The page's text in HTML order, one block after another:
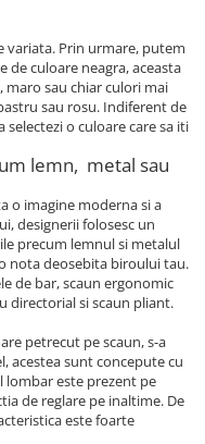
variata. Prin urmare, putem
de culoare neagra, aceasta
maro sau chiar culori mai
sau rosu. Indiferent de
o culoare care sa iti
lemn, metal sau
o imagine moderna si a
designerii folosesc un
precum lemnul si metalul
nota deosebita biroului tau.
de bar, scaun ergonomic
directorial si scaun pliant.
petrecut pe scaun, s-a
acestea sunt concepute cu
este prezent pe
de reglare pe inaltime. De
este foarte